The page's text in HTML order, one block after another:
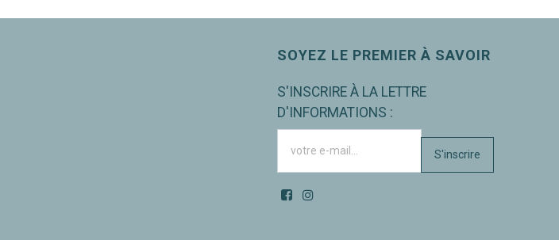
SOYEZ LE PREMIER À SAVOIR
S'INSCRIRE À LA LETTRE
D'INFORMATIONS :
S'inscrire